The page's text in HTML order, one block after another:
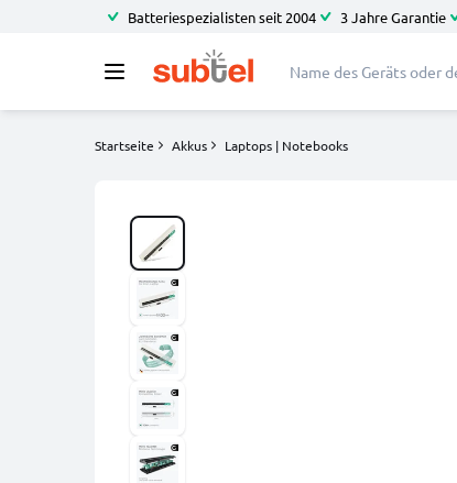
Batteriespezialisten seit 2004 3 Jahre Garantie
Startseite Akkus Laptops | Notebooks